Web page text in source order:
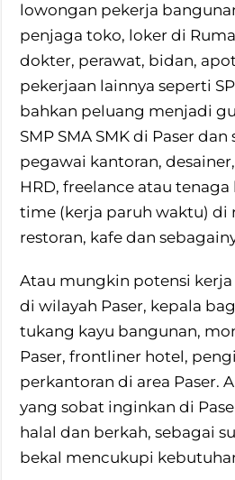
lowongan pekerja
penjaga toko, loker di
dokter, perawat, bidan,
pekerjaan lainnya seperti
bahkan peluang menjadi
SMP SMA SMK di Paser
pegawai kantoran,
HRD, freelance atau
time (kerja paruh waktu) di
restoran, kafe dan
Atau mungkin potensi kerja
di wilayah Paser, kepala
tukang kayu bangunan,
Paser, frontliner hotel,
perkantoran di area Paser.
yang sobat inginkan di
halal dan berkah, sebagai
bekal mencukupi